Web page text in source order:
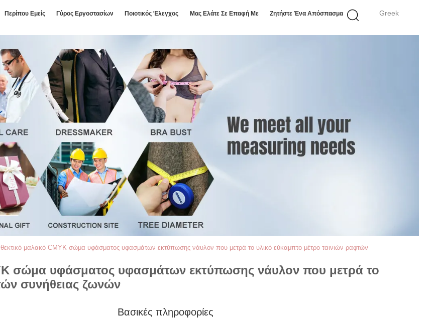
Greek
Περίπου Εμείς Γύρος Εργοστασίων Ποιοτικός Έλεγχος Μας Ελάτε Σε Επαφή Με Ζητήστε Ένα Απόσπασμα
μαλακό CMYK σώμα υφάσματος υφασμάτων εκτύπωσης νάυλον που μετρά το υλικό εύκαμπτο μέτρο ταινιών ραφτών
σώμα υφάσματος υφασμάτων εκτύπωσης νάυλον που μετρά το
συνήθειας ζωνών
Βασικές πληροφορίες